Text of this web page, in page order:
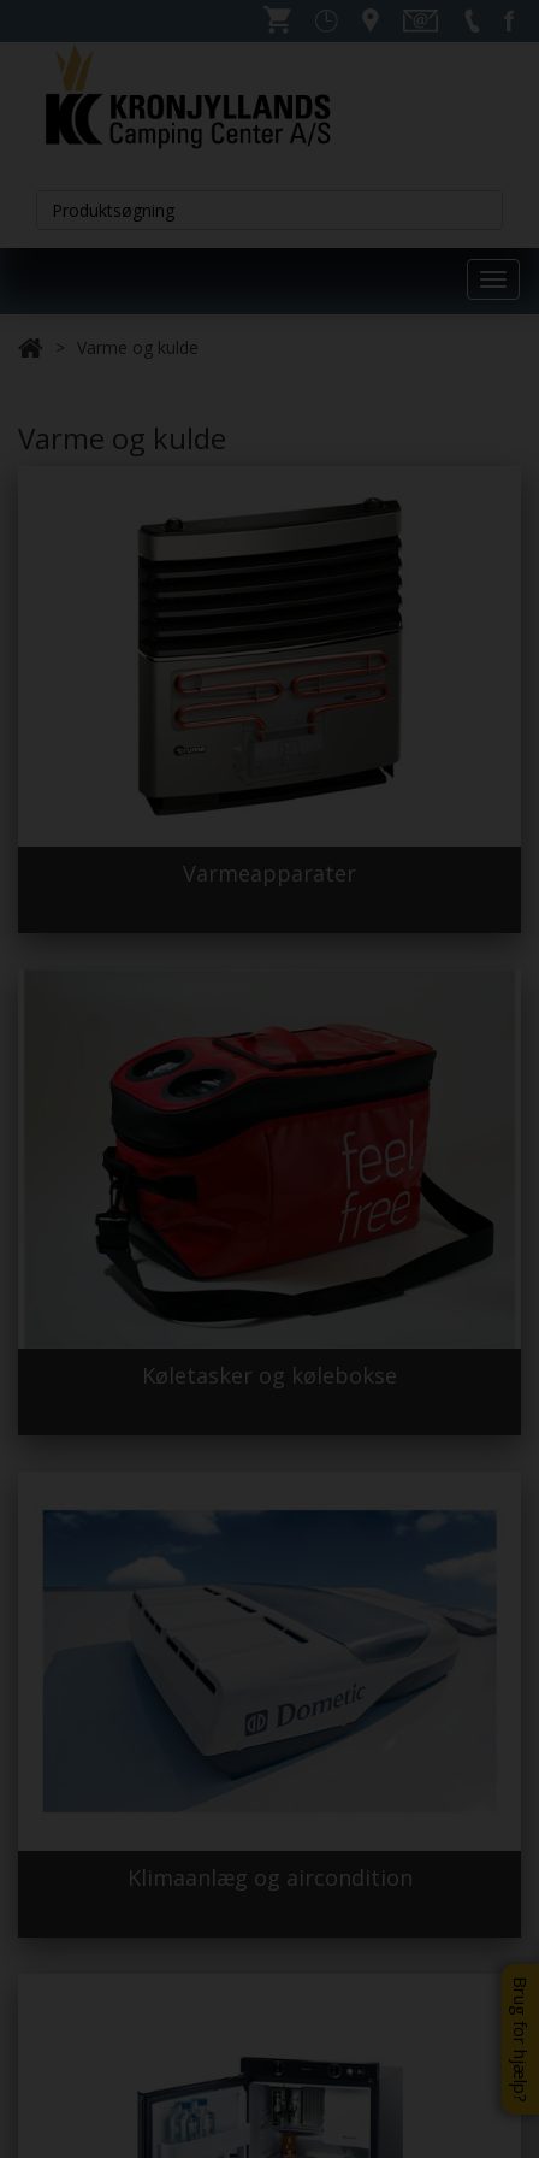
Brug for hjælp?
Varme og kulde
Varme og kulde
Varmeapparater
Køletasker og kølebokse
Klimaanlæg og aircondition